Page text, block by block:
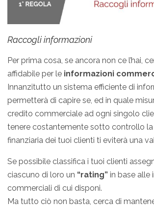
Raccogli informazioni
Per prima cosa, se ancora non ce l’hai,
affidabile per le informazioni
Innanzitutto un sistema efficiente di
permetterà di capire se, ed in quale
credito commerciale ad ogni singolo
tenere costantemente sotto controllo
finanziaria dei tuoi clienti ti eviterà una
Se possibile classifica i tuoi clienti
ciascuno di loro un “rating” in base alle
commerciali di cui disponi.
Ma tutto ciò non basta, cerca di